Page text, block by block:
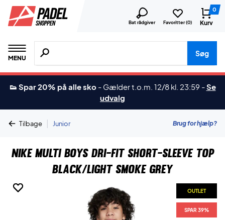
Bat rådgiver Favoritter (0)
0
Kurv
MENU
Søg efter produkter, mærker etc.
Søg
👟 Spar 20% på alle sko - Gælder t.o.m. 12/8 kl. 23:59 -Se
udvalg
Tilbage | Junior Brug for hjælp?
Nike Multi Boys Dri-FIT Short-Sleeve Top
Black/Light Smoke Grey
OUTLET
SPAR 39%
OUTLET
SPAR 39%
OUTLET
SPAR 39%